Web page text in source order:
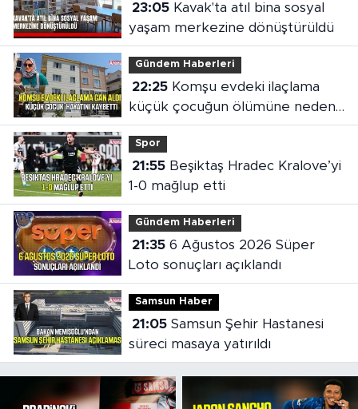
23:05Kavak'ta atıl bina sosyal
yaşam merkezine dönüştürüldü
Gündem Haberleri
22:25Komşu evdeki ilaçlama
küçük çocuğun ölümüne neden
oldu
Spor
21:55Beşiktaş Hradec Kralove’yi
1-0 mağlup etti
Gündem Haberleri
21:356 Ağustos 2026 Süper
Loto sonuçları açıklandı
Samsun Haber
21:05Samsun Şehir Hastanesi
süreci masaya yatırıldı